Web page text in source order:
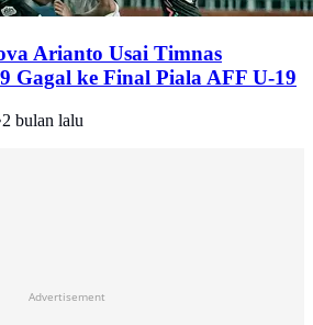
Arianto Usai Timnas
Gagal ke Final Piala AFF U-19
2 bulan lalu
Advertisement